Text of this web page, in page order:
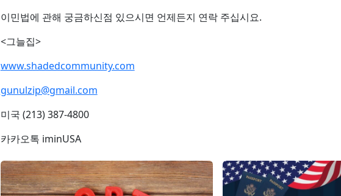
이민법에 관해 궁금하신점 있으시면 언제든지 연락 주십시요.
<그늘집>
www.shadedcommunity.com
gunulzip@gmail.com
미국 (213) 387-4800
카카오톡 iminUSA